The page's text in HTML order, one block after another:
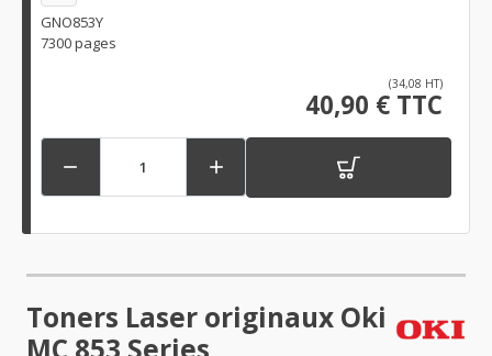
GNO853Y
7300 pages
(34,08 HT)
40,90 € TTC
 
Toners Laser originaux Oki
MC 853 Series